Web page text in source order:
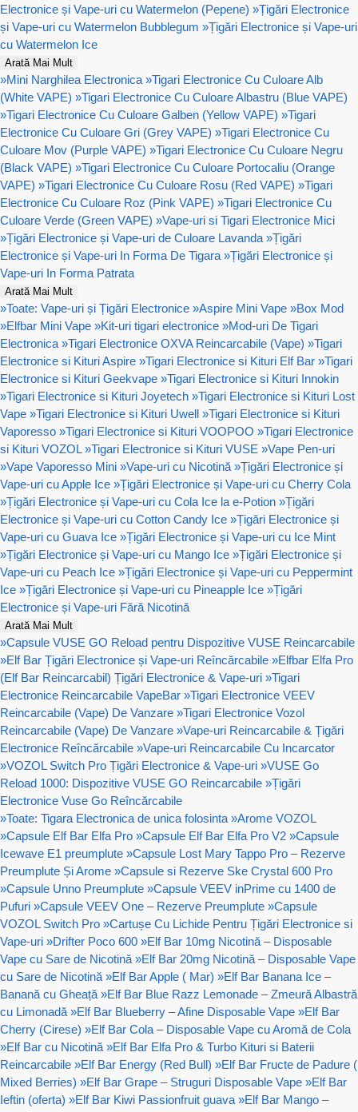
Electronice și Vape-uri cu Watermelon (Pepene) »Țigări Electronice
și Vape-uri cu Watermelon Bubblegum »Țigări Electronice și Vape-uri
cu Watermelon Ice
Arată Mai Mult
»Mini Narghilea Electronica »Tigari Electronice Cu Culoare Alb
(White VAPE) »Tigari Electronice Cu Culoare Albastru (Blue VAPE)
»Tigari Electronice Cu Culoare Galben (Yellow VAPE) »Tigari
Electronice Cu Culoare Gri (Grey VAPE) »Tigari Electronice Cu
Culoare Mov (Purple VAPE) »Tigari Electronice Cu Culoare Negru
(Black VAPE) »Tigari Electronice Cu Culoare Portocaliu (Orange
VAPE) »Tigari Electronice Cu Culoare Rosu (Red VAPE) »Tigari
Electronice Cu Culoare Roz (Pink VAPE) »Tigari Electronice Cu
Culoare Verde (Green VAPE) »Vape-uri si Tigari Electronice Mici
»Țigări Electronice și Vape-uri de Culoare Lavanda »Țigări
Electronice și Vape-uri In Forma De Tigara »Țigări Electronice și
Vape-uri In Forma Patrata
Arată Mai Mult
»Toate: Vape-uri și Țigări Electronice »Aspire Mini Vape »Box Mod
»Elfbar Mini Vape »Kit-uri tigari electronice »Mod-uri De Tigari
Electronica »Tigari Electronice OXVA Reincarcabile (Vape) »Tigari
Electronice si Kituri Aspire »Tigari Electronice si Kituri Elf Bar »Tigari
Electronice si Kituri Geekvape »Tigari Electronice si Kituri Innokin
»Tigari Electronice si Kituri Joyetech »Tigari Electronice si Kituri Lost
Vape »Tigari Electronice si Kituri Uwell »Tigari Electronice si Kituri
Vaporesso »Tigari Electronice si Kituri VOOPOO »Tigari Electronice
si Kituri VOZOL »Tigari Electronice si Kituri VUSE »Vape Pen-uri
»Vape Vaporesso Mini »Vape-uri cu Nicotină »Țigări Electronice și
Vape-uri cu Apple Ice »Țigări Electronice și Vape-uri cu Cherry Cola
»Țigări Electronice și Vape-uri cu Cola Ice la e-Potion »Țigări
Electronice și Vape-uri cu Cotton Candy Ice »Țigări Electronice și
Vape-uri cu Guava Ice »Țigări Electronice și Vape-uri cu Ice Mint
»Țigări Electronice și Vape-uri cu Mango Ice »Țigări Electronice și
Vape-uri cu Peach Ice »Țigări Electronice și Vape-uri cu Peppermint
Ice »Țigări Electronice și Vape-uri cu Pineapple Ice »Țigări
Electronice și Vape-uri Fără Nicotină
Arată Mai Mult
»Capsule VUSE GO Reload pentru Dispozitive VUSE Reincarcabile
»Elf Bar Țigări Electronice și Vape-uri Reîncărcabile »Elfbar Elfa Pro
(Elf Bar Reincarcabil) Țigări Electronice & Vape-uri »Tigari
Electronice Reincarcabile VapeBar »Tigari Electronice VEEV
Reincarcabile (Vape) De Vanzare »Tigari Electronice Vozol
Reincarcabile (Vape) De Vanzare »Vape-uri Reincarcabile & Țigări
Electronice Reîncărcabile »Vape-uri Reincarcabile Cu Incarcator
»VOZOL Switch Pro Țigări Electronice & Vape-uri »VUSE Go
Reload 1000: Dispozitive VUSE GO Reincarcabile »Țigări
Electronice Vuse Go Reîncărcabile
»Toate: Tigara Electronica de unica folosinta »Arome VOZOL
»Capsule Elf Bar Elfa Pro »Capsule Elf Bar Elfa Pro V2 »Capsule
Icewave E1 preumplute »Capsule Lost Mary Tappo Pro – Rezerve
Preumplute Și Arome »Capsule si Rezerve Ske Crystal 600 Pro
»Capsule Unno Preumplute »Capsule VEEV inPrime cu 1400 de
Pufuri »Capsule VEEV One – Rezerve Preumplute »Capsule
VOZOL Switch Pro »Cartușe Cu Lichide Pentru Țigări Electronice si
Vape-uri »Drifter Poco 600 »Elf Bar 10mg Nicotină – Disposable
Vape cu Sare de Nicotină »Elf Bar 20mg Nicotină – Disposable Vape
cu Sare de Nicotină »Elf Bar Apple ( Mar) »Elf Bar Banana Ice –
Banană cu Gheață »Elf Bar Blue Razz Lemonade – Zmeură Albastră
cu Limonadă »Elf Bar Blueberry – Afine Disposable Vape »Elf Bar
Cherry (Cirese) »Elf Bar Cola – Disposable Vape cu Aromă de Cola
»Elf Bar cu Nicotină »Elf Bar Elfa Pro & Turbo Kituri si Baterii
Reincarcabile »Elf Bar Energy (Red Bull) »Elf Bar Fructe de Padure (
Mixed Berries) »Elf Bar Grape – Struguri Disposable Vape »Elf Bar
Ieftin (oferta) »Elf Bar Kiwi Passionfruit guava »Elf Bar Mango –